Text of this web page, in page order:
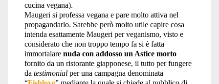
cucina vegana).
Maugeri si professa vegana e pare molto attiva nel
propagandarlo. Sarebbe però molto utile capire cosa
intenda esattamente Maugeri per veganismo, visto e
considerato che non troppo tempo fa si è fatta
immortalare nuda con addosso un Astice morto
fornito da un ristorante giapponese, il tutto per fungere
da testimonialper una campagna denominata